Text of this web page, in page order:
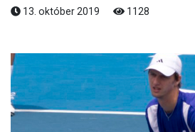
13. október 2019 1128